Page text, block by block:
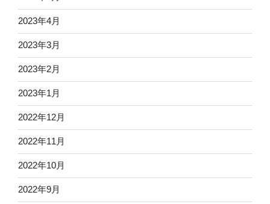
2023年4月
2023年3月
2023年2月
2023年1月
2022年12月
2022年11月
2022年10月
2022年9月